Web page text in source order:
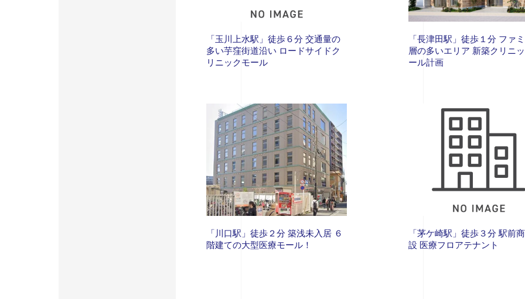
「玉川上水駅」徒歩６分 交通量の
多い芋窪街道沿い ロードサイドク
リニックモール
「長津田駅」徒歩１分 ファ
層の多いエリア 新築クリニ
ール計画
「川口駅」徒歩２分 築浅未入居 ６
階建ての大型医療モール！
「茅ケ崎駅」徒歩３分 駅前
設 医療フロアテナント